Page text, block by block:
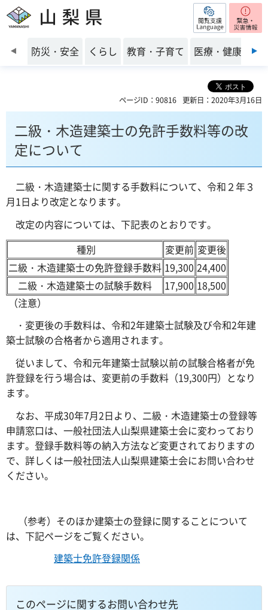
山梨県 閲覧支援
前のスライドを表示
防災・安全 くらし 教育・子育て 医療・健康・福
ページID：90816 更新日：2020年3月16日
二級・木造建築士の免許手数料等の改
定について
二級・木造建築士に関する手数料について、令和２年３
月1日より改定となります。
改定の内容については、下記表のとおりです。
種別
変更前 変更後
二級・木造建築士の免許登録手数料 19,300 24,400
二級・木造建築士の試験手数料
17,900 18,500
（注意）
・変更後の手数料は、令和2年建築士試験及び令和2年建
築士試験の合格者から適用されます。
従いまして、令和元年建築士試験以前の試験合格者が免
許登録を行う場合は、変更前の手数料（19,300円）となり
ます。
なお、平成30年7月2日より、二級・木造建築士の登録等
申請窓口は、一般社団法人山梨県建築士会に変わっており
ます。登録手数料等の納入方法など変更されておりますの
で、詳しくは一般社団法人山梨県建築士会にお問い合わせ
ください。
（参考）そのほか建築士の登録に関することについて
は、下記ページをご覧ください。
建築士免許登録関係
このページに関するお問い合わせ先